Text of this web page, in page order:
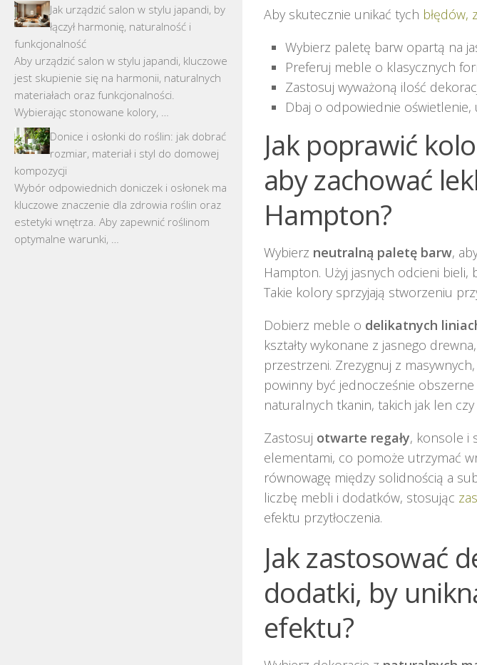
Aby skutecznie unikać tych błędów,
Wybierz paletę barw opartą na
Preferuj meble o klasycznych
Zastosuj wyważoną ilość
Dbaj o odpowiednie
Jak poprawić
aby zachować
Hampton?
Wybierz neutralną paletę barw,
Hampton. Użyj jasnych odcieni
Takie kolory sprzyjają stworzeniu
Dobierz meble o delikatnych
kształty wykonane z jasnego
przestrzeni. Zrezygnuj z
powinny być jednocześnie
naturalnych tkanin, takich jak len czy
Zastosuj otwarte regały, konsole i
elementami, co pomoże utrzymać
równowagę między solidnością a
liczbę mebli i dodatków, stosując
efektu przytłoczenia.
Jak zastosować
dodatki, by
efektu?
Jak urządzić salon w stylu japandi, by
łączył harmonię, naturalność i
funkcjonalność
Aby urządzić salon w stylu japandi, kluczowe
jest skupienie się na harmonii, naturalnych
materiałach oraz funkcjonalności.
Wybierając stonowane kolory, …
Donice i osłonki do roślin: jak dobrać
rozmiar, materiał i styl do domowej
kompozycji
Wybór odpowiednich doniczek i osłonek ma
kluczowe znaczenie dla zdrowia roślin oraz
estetyki wnętrza. Aby zapewnić roślinom
optymalne warunki, …